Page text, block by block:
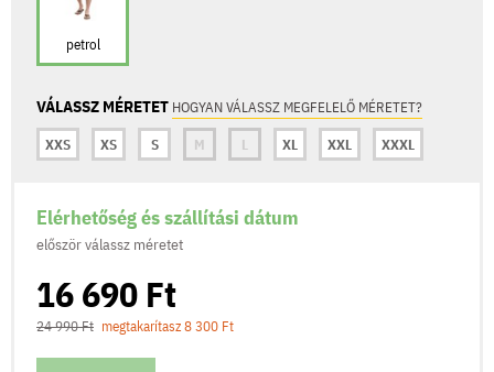
petrol
VÁLASSZ MÉRETET HOGYAN VÁLASSZ MEGFELELŐ MÉRETET?
XXS
XS S M L XL XXL XXXL
Elérhetőség és szállítási dátum
először válassz méretet
16 690 Ft
24 990 Ft megtakarítasz 8 300 Ft